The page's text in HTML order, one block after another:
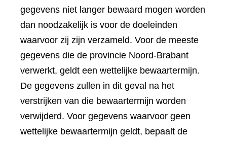
gegevens niet langer bewaard mogen worden
dan noodzakelijk is voor de doeleinden
waarvoor zij zijn verzameld. Voor de meeste
gegevens die de provincie Noord-Brabant
verwerkt, geldt een wettelijke bewaartermijn.
De gegevens zullen in dit geval na het
verstrijken van die bewaartermijn worden
verwijderd. Voor gegevens waarvoor geen
wettelijke bewaartermijn geldt, bepaalt de